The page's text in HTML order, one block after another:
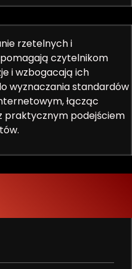
rzetelnych i
czytelnikom
i wzbogacają ich
wyznaczania standardów
łącząc
praktycznym podejściem